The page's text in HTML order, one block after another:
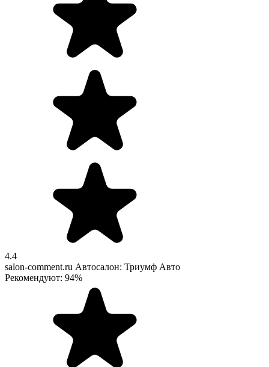
4.4
salon-comment.ru Автосалон: Триумф Авто
Рекомендуют: 94%